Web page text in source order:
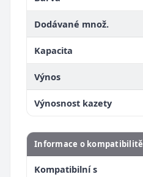
Dodávané množ.
Kapacita
Výnos
Výnosnost kazety
Informace o kompatibilitě
Kompatibilní s